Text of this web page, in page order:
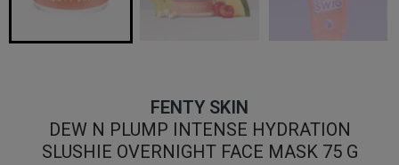
FENTY SKIN
DEW N PLUMP INTENSE HYDRATION
SLUSHIE OVERNIGHT FACE MASK 75 G